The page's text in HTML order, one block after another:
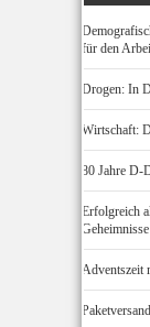
für den
Drogen: In
Wirtschaft:
80 Jahre D-
Erfolgreich
Geheimnisse
Adventszeit